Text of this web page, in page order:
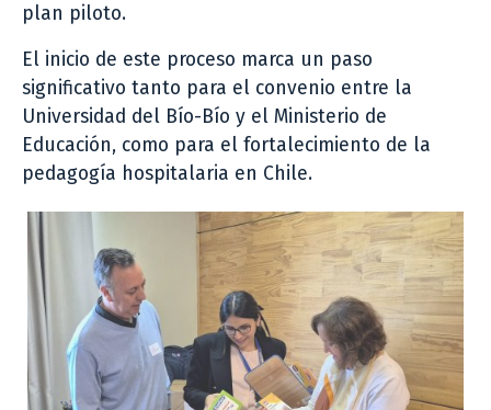
plan piloto.
El inicio de este proceso marca un paso
significativo tanto para el convenio entre la
Universidad del Bío-Bío y el Ministerio de
Educación, como para el fortalecimiento de la
pedagogía hospitalaria en Chile.